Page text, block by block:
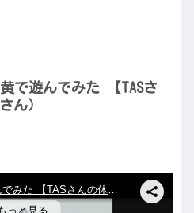
で遊んでみた 【TASさ
ん）